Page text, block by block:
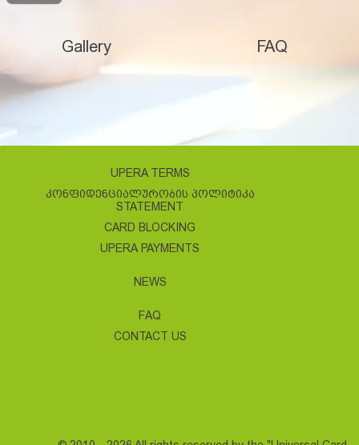
Gallery FAQ
UPERA TERMS
ᲙᲝᲜᲤᲘᲓᲔᲜᲪᲘᲐᲚᲣᲠᲝᲑᲘᲡ ᲞᲝᲚᲘᲢᲘᲙᲐ
STATEMENT
CARD BLOCKING
UPERA PAYMENTS
NEWS
FAQ
CONTACT US